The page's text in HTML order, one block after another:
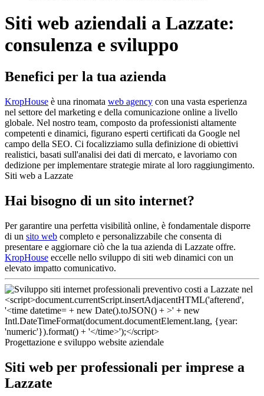
Siti web aziendali a Lazzate:
consulenza e sviluppo
Benefici per la tua azienda
KropHouse è una rinomata web agency con una vasta esperienza
nel settore del marketing e della comunicazione online a livello
globale. Nel nostro team, composto da professionisti altamente
competenti e dinamici, figurano esperti certificati da Google nel
campo della SEO. Ci focalizziamo sulla definizione di obiettivi
realistici, basati sull'analisi dei dati di mercato, e lavoriamo con
dedizione per implementare strategie mirate al loro raggiungimento.
Siti web a Lazzate
Hai bisogno di un sito internet?
Per garantire una perfetta visibilità online, è fondamentale disporre
di un sito web completo e personalizzabile che consenta di
presentare e aggiornare ciò che la tua azienda di Lazzate offre.
KropHouse eccelle nello sviluppo di siti web dinamici con un
elevato impatto comunicativo.
Progettazione e sviluppo website aziendale
Siti web per professionali per imprese a
Lazzate